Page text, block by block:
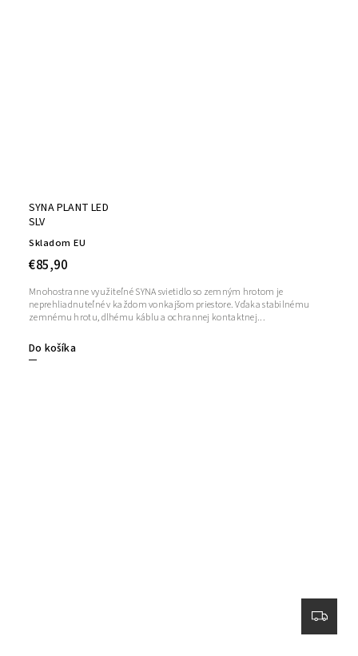
SYNA PLANT LED
SLV
Skladom EU
€85,90
Do košíka
Mnohostranne využiteľné SYNA svietidlo so zemným hrotom je
neprehliadnuteľné v každom vonkajšom priestore. Vďaka stabilnému
zemnému hrotu, dlhému káblu a ochrannej kontaktnej...